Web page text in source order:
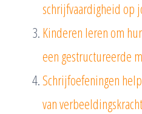
schrijfvaardigheid op
Kinderen leren om
een gestructureerde
Schrijfoefeningen
van